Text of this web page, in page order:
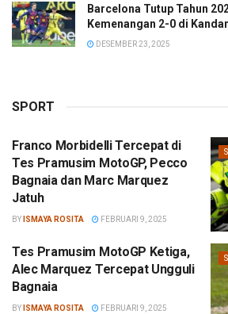
Barcelona Tutup Tahun
Kemenangan 2-0 di
DESEMBER 23, 2025
SPORT
Franco Morbidelli Tercepat di
Tes Pramusim MotoGP, Pecco
Bagnaia dan Marc Marquez
Jatuh
BY ISMAYA ROSITA FEBRUARI 9, 2025
Tes Pramusim MotoGP Ketiga,
Alec Marquez Tercepat Ungguli
Bagnaia
BY ISMAYA ROSITA FEBRUARI 9, 2025